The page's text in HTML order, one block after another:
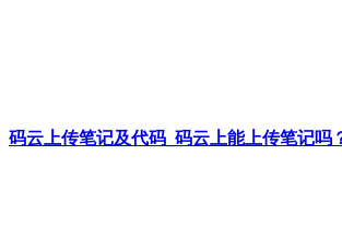
码云上传笔记及代码_码云上能上传笔记吗